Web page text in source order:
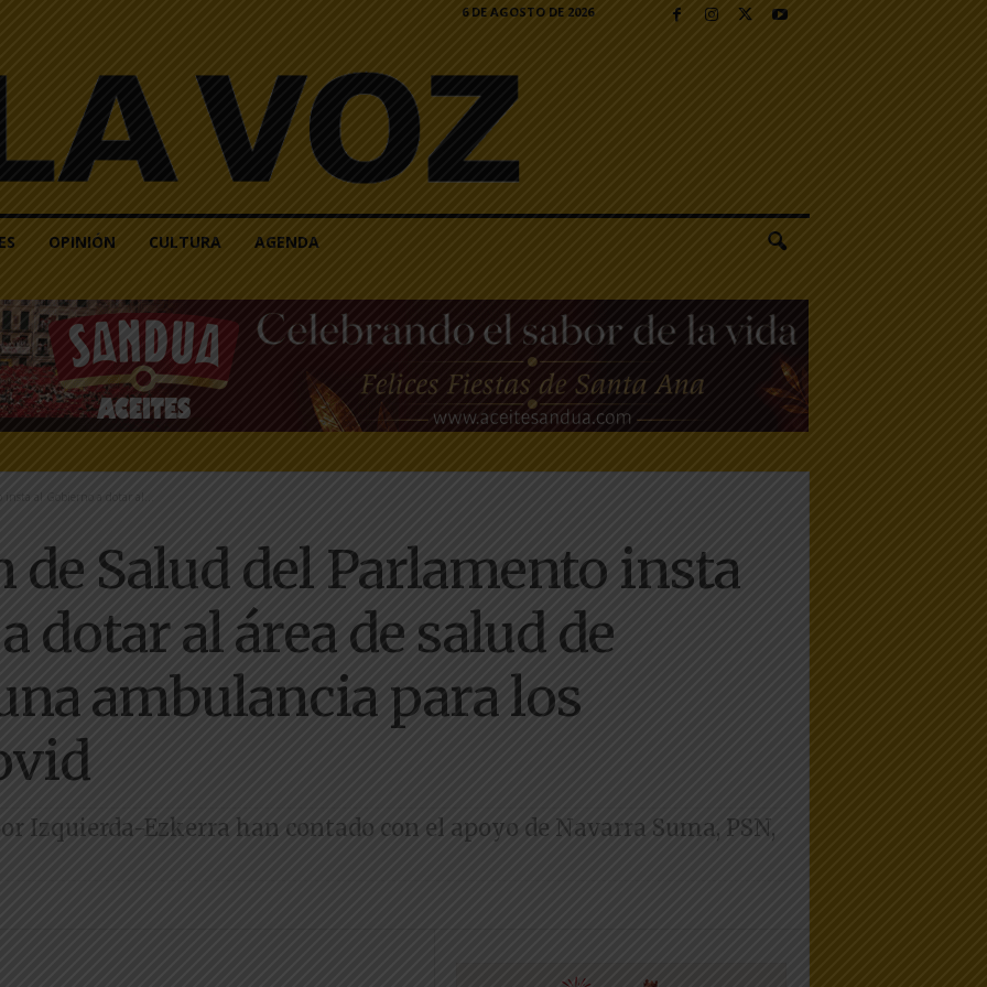
6 DE AGOSTO DE 2026
OPINIÓN CULTURA AGENDA
al Gobierno a dotar al...
de Salud del Parlamento insta
dotar al área de salud de
ambulancia para los
Izquierda-Ezkerra han contado con el apoyo de Navarra Suma, PSN,